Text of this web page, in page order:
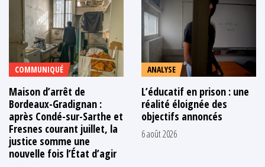
COMMUNIQUÉ
Maison d’arrêt de
Bordeaux-Gradignan :
après Condé-sur-Sarthe et
Fresnes courant juillet, la
justice somme une
nouvelle fois l’État d’agir
ANALYSE
L’éducatif en prison : une
réalité éloignée des
objectifs annoncés
6 août 2026